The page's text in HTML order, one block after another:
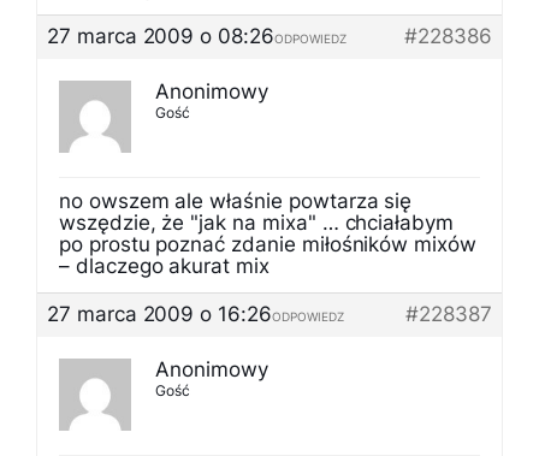
27 marca 2009 o 08:26
#228386
ODPOWIEDZ
Anonimowy
Gość
no owszem ale właśnie powtarza się
wszędzie, że "jak na mixa" … chciałabym
po prostu poznać zdanie miłośników mixów
– dlaczego akurat mix
27 marca 2009 o 16:26
#228387
ODPOWIEDZ
Anonimowy
Gość